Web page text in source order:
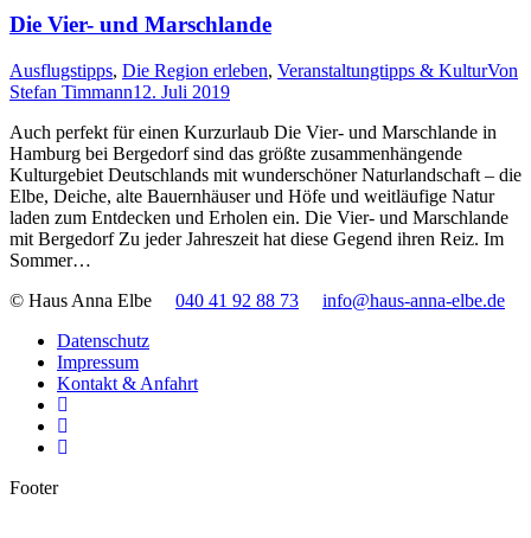
Die Vier- und Marschlande
Ausflugstipps, Die Region erleben, Veranstaltungtipps & KulturVon
Stefan Timmann12. Juli 2019
Auch perfekt für einen Kurzurlaub Die Vier- und Marschlande in
Hamburg bei Bergedorf sind das größte zusammenhängende
Kulturgebiet Deutschlands mit wunderschöner Naturlandschaft – die
Elbe, Deiche, alte Bauernhäuser und Höfe und weitläufige Natur
laden zum Entdecken und Erholen ein. Die Vier- und Marschlande
mit Bergedorf Zu jeder Jahreszeit hat diese Gegend ihren Reiz. Im
Sommer…
© Haus Anna Elbe 040 41 92 88 73
info@haus-anna-elbe.de
Datenschutz
Impressum
Kontakt & Anfahrt
Footer